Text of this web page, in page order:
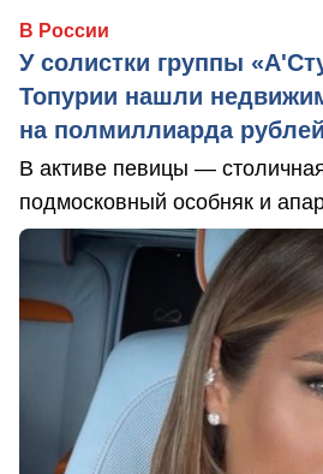
В России
У солистки группы
Топурии нашли
на полмиллиарда рублей
В активе певицы —
подмосковный особняк и